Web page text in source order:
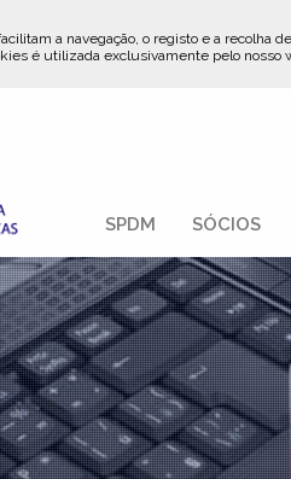
a navegação, o registo e a recolha
é utilizada exclusivamente pelo nosso
SPDM SÓCIOS